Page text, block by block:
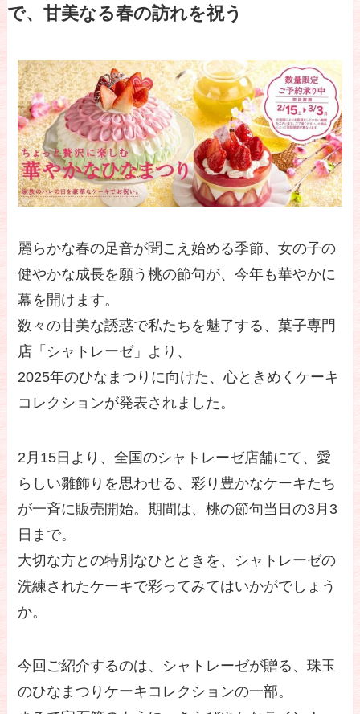
で、甘美なる春の訪れを祝う
麗らかな春の足音が聞こえ始める季節、女の子の
健やかな成長を願う桃の節句が、今年も華やかに
幕を開けます。
数々の甘美な誘惑で私たちを魅了する、菓子専門
店「シャトレーゼ」より、
2025年のひなまつりに向けた、心ときめくケーキ
コレクションが発表されました。
2月15日より、全国のシャトレーゼ店舗にて、愛
らしい雛飾りを思わせる、彩り豊かなケーキたち
が一斉に販売開始。期間は、桃の節句当日の3月3
日まで。
大切な方との特別なひとときを、シャトレーゼの
洗練されたケーキで彩ってみてはいかがでしょう
か。
今回ご紹介するのは、シャトレーゼが贈る、珠玉
のひなまつりケーキコレクションの一部。